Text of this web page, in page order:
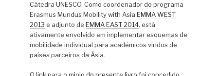
Cátedra UNESCO. Como coordenador do programa
Erasmus Mundus Mobility with AsiaEMMA WEST
2013 e adjunto deEMMA EAST 2014, está
ativamente envolvido em implementar esquemas de
mobilidade individual para académicos vindos de
países parceiros da Ásia.
O link para omiolo do presente livro foi concedido